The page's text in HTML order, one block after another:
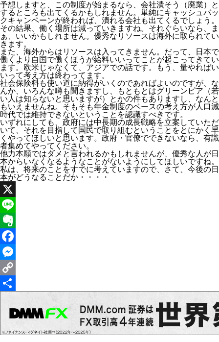
予想しますと、
この制度が始まるなら、会社潰そう（廃業）と
するところも出てくるかもしれません。単純にキャッシュバッ
クキャンペーンが終われば、潰れる会社も出てくるでしょう。
その結果、働く場所は減っていきますね。それぐらいなら、ま
ぁ、いいかもしれません。優秀なリソースは海外に取られてい
きます。
また、海外からはリソースは入ってきません。だって、日本で
働くより自国で働くほうが給料いいってことが起こってきてい
ます。欧米じゃなくて、アジアでの話です。もう、量やればい
いって考え方は終わってます。
社会保険料も使い道に納得がいくのであればよいのですが、な
んか、いろんな噂も聞きますし、もともとはグリーンピア（若
い人は知らないと思いますが）とかの件もありますし、なんと
もいえませんね。そもそも年金制度のベースの考え方が人口減
時代では維持できないということを認識すべきです。
いずれにしても、政府には中長期の成長戦略を立案していただ
いて、それを目指して国民で取り組むということをとにかく早
くやってほしいと思います。政府・官僚でできないなら、有識
者集めてやってください。
他力本願ではダメと言われるかもしれませんが、優秀な人が日
本からいなくなるようなことがないようにしてほしいですね。
私は、将来のことをすでに考えていますので、さて、今後の日
本がどうなることだか・・・・
X
Line
Evernote
Facebook
Messenger
Copy